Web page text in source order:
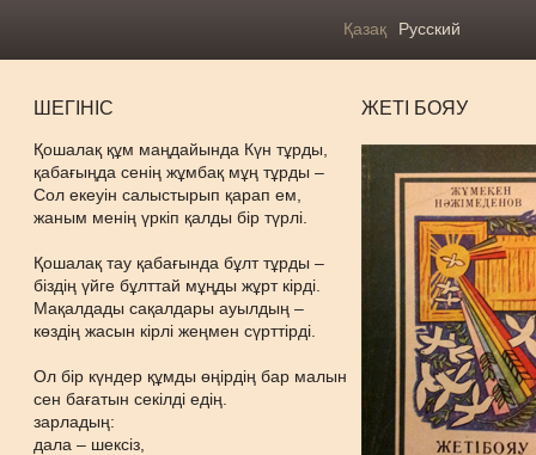
Қазақ Русский
ШЕГІНІС
Қошалақ құм маңдайында Күн тұрды,
қабағыңда сенің жұмбақ мұң тұрды –
Сол екеуін салыстырып қарап ем,
жаным менің үркіп қалды бір түрлі.
Қошалақ тау қабағында бұлт тұрды –
біздің үйге бұлттай мұңды жұрт кірді.
Мақалдады сақалдары ауылдың –
көздің жасын кірлі жеңмен сүрттірді.
Ол бір күндер құмды өңірдің бар малын
сен бағатын секілді едің.
зарладың:
дала – шексіз,
ЖЕТІ БОЯУ